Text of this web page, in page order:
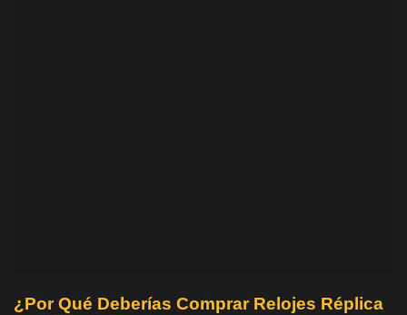
¿Por Qué Deberías Comprar Relojes Réplica